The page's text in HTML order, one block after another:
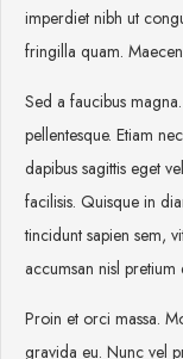
imperdiet nibh ut
fringilla quam.
Sed a faucibus
pellentesque. Etiam
dapibus sagittis eget
facilisis. Quisque in
tincidunt sapien sem,
accumsan nisl
Proin et orci massa.
gravida eu. Nunc vel